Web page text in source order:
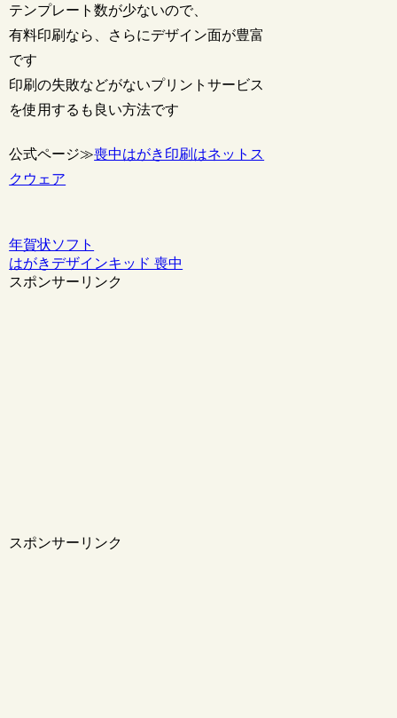
テンプレート数が少ないので、
有料印刷なら、さらにデザイン面が豊富
です
印刷の失敗などがないプリントサービス
を使用するも良い方法です
公式ページ≫喪中はがき印刷はネットス
クウェア
年賀状ソフト
はがきデザインキッド 喪中
スポンサーリンク
スポンサーリンク